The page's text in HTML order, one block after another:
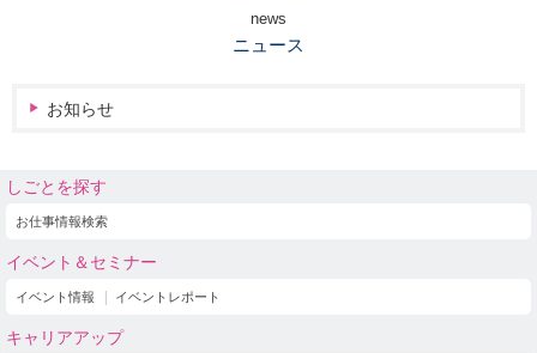
news
ニュース
お知らせ
しごとを探す
お仕事情報検索
イベント＆セミナー
イベント情報 イベントレポート
キャリアアップ